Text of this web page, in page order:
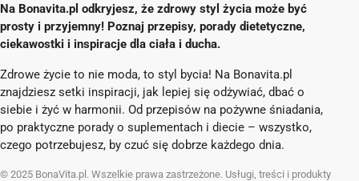
Na Bonavita.pl odkryjesz, że zdrowy styl życia może być
prosty i przyjemny! Poznaj przepisy, porady dietetyczne,
ciekawostki i inspiracje dla ciała i ducha.
Zdrowe życie to nie moda, to styl bycia! Na Bonavita.pl
znajdziesz setki inspiracji, jak lepiej się odżywiać, dbać o
siebie i żyć w harmonii. Od przepisów na pożywne śniadania,
po praktyczne porady o suplementach i diecie – wszystko,
czego potrzebujesz, by czuć się dobrze każdego dnia.
© 2025 BonaVita.pl. Wszelkie prawa zastrzeżone. Usługi, treści i produkty